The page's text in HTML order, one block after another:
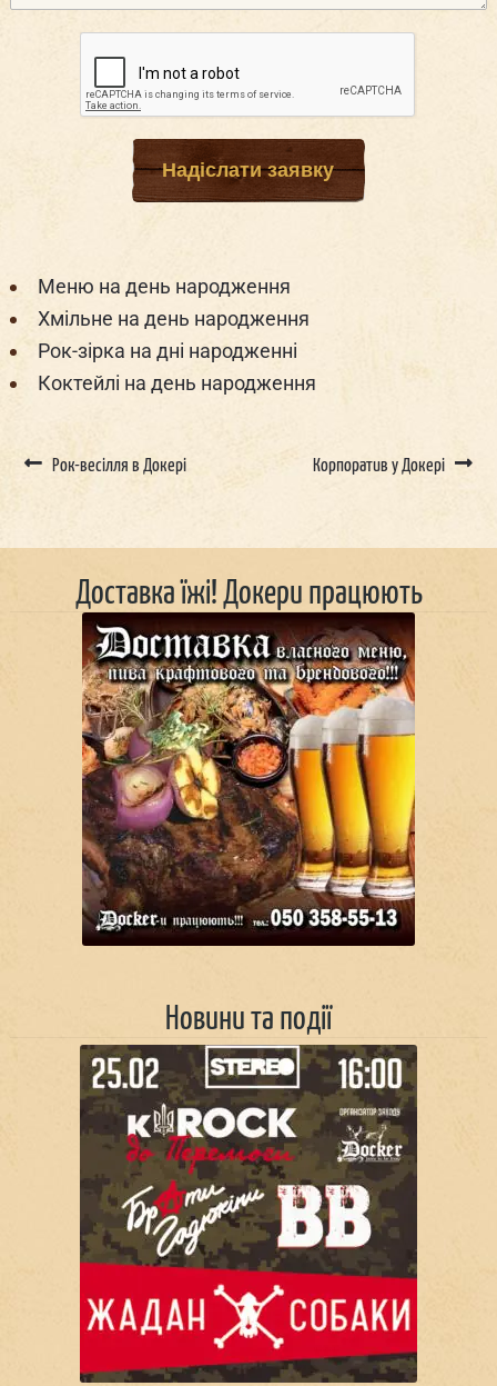
Надіслати заявку
Меню на день народження
Хмільне на день народження
Рок-зірка на дні народженні
Коктейлі на день народження
Рок-весілля в Докері Корпоратив у Докері
Доставка їжі! Докери працюють
Новини та події